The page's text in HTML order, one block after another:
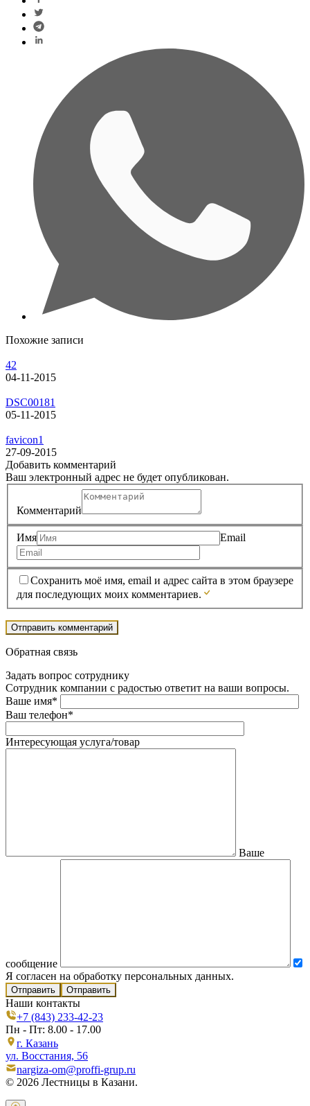
Похожие записи
42
04-11-2015
DSC00181
05-11-2015
favicon1
27-09-2015
Добавить комментарий
Ваш электронный адрес не будет опубликован.
Комментарий
Имя Email
Сохранить моё имя, email и адрес сайта в этом браузере
для последующих моих комментариев.
Обратная связь
Задать вопрос сотруднику
Сотрудник компании с радостью ответит на ваши вопросы.
Ваше имя*
Ваш телефон*
Интересующая услуга/товар
Ваше
сообщение
Я согласен на обработку персональных данных.
Отправить
Наши контакты
+7 (843) 233-42-23
Пн - Пт: 8.00 - 17.00
г. Казань
ул. Восстания, 56
nargiza-om@proffi-grup.ru
© 2026 Лестницы в Казани.